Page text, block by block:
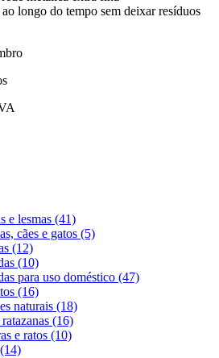
longo do tempo sem deixar resíduos
e lesmas (41)
cães e gatos (5)
(12)
(10)
para uso doméstico (47)
(16)
naturais (18)
(16)
e ratos (10)